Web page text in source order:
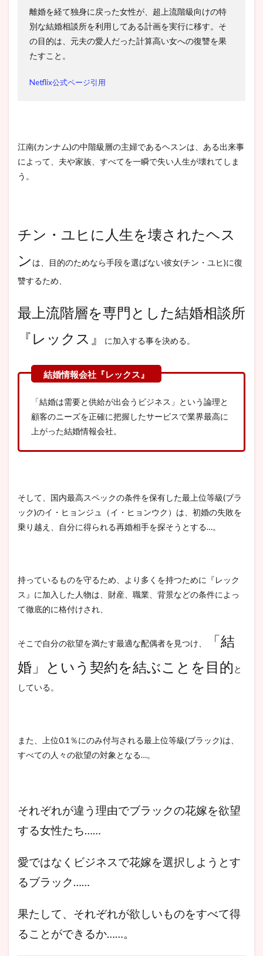
離婚を経て独身に戻った女性が、超上流階級向けの特
別な結婚相談所を利用してある計画を実行に移す。そ
の目的は、元夫の愛人だった計算高い女への復讐を果
たすこと。
Netflix公式ページ引用
江南(カンナム)の中階級層の主婦であるヘスンは、ある出来事
によって、夫や家族、すべてを一瞬で失い人生が壊れてしま
う。
チン・ユヒに人生を壊されたヘス
ン は、目的のためなら手段を選ばない彼女(チン・ユヒ)に復
讐するため、
最上流階層を専門とした結婚相談所
『レックス』
に加入する事を決める。
「結婚は需要と供給が出会うビジネス」という論理と
顧客のニーズを正確に把握したサービスで業界最高に
上がった結婚情報会社。
そして、国内最高スペックの条件を保有した最上位等級(ブラ
ック)のイ・ヒョンジュ（イ・ヒョンウク）は、初婚の失敗を
乗り越え、自分に得られる再婚相手を探そうとする…。
持っているものを守るため、より多くを持つために『レック
ス』に加入した人物は、財産、職業、背景などの条件によっ
て徹底的に格付けされ、
そこで自分の欲望を満たす最適な配偶者を見つけ、
「結
婚」という契約を結ぶことを目的 と
している。
また、上位0.1％にのみ付与される最上位等級(ブラック)は、
すべての人々の欲望の対象となる…。
それぞれが違う理由でブラックの花嫁を欲望
する女性たち……
愛ではなくビジネスで花嫁を選択しようとす
るブラック……
果たして、それぞれが欲しいものをすべて得
ることができるか……。